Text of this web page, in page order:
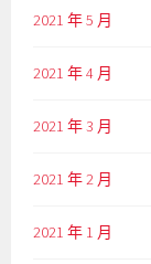
2021 年 5 月
2021 年 4 月
2021 年 3 月
2021 年 2 月
2021 年 1 月